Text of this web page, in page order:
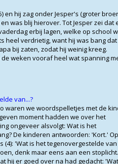
en hij zag onder Jesper's (groter
was blij hierover. Tot Jesper zei dat
erbij lagen, welke op school
heel verdrietig, want hij was bang
bij zaten, zodat hij weinig kreeg.
weken vooraf heel wat spanning
van...?
waren we woordspelletjes met de
moment hadden we over het
ongeveer alsvolgt: Wat is het
De kinderen antwoorden: 'Kort.'
(4): 'Wat is het tegenovergestelde van
denk maar eens aan een
hij er goed over na had gedacht: